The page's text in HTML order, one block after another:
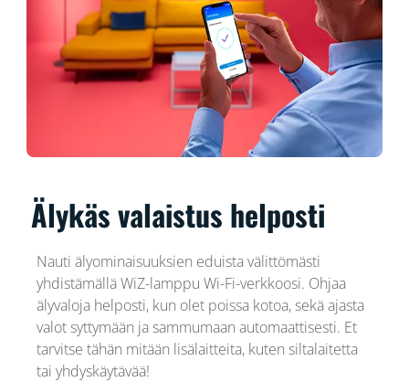
Älykäs valaistus helposti
Nauti älyominaisuuksien eduista välittömästi
yhdistämällä WiZ-lamppu Wi-Fi-verkkoosi. Ohjaa
älyvaloja helposti, kun olet poissa kotoa, sekä ajasta
valot syttymään ja sammumaan automaattisesti. Et
tarvitse tähän mitään lisälaitteita, kuten siltalaitetta
tai yhdyskäytävää!